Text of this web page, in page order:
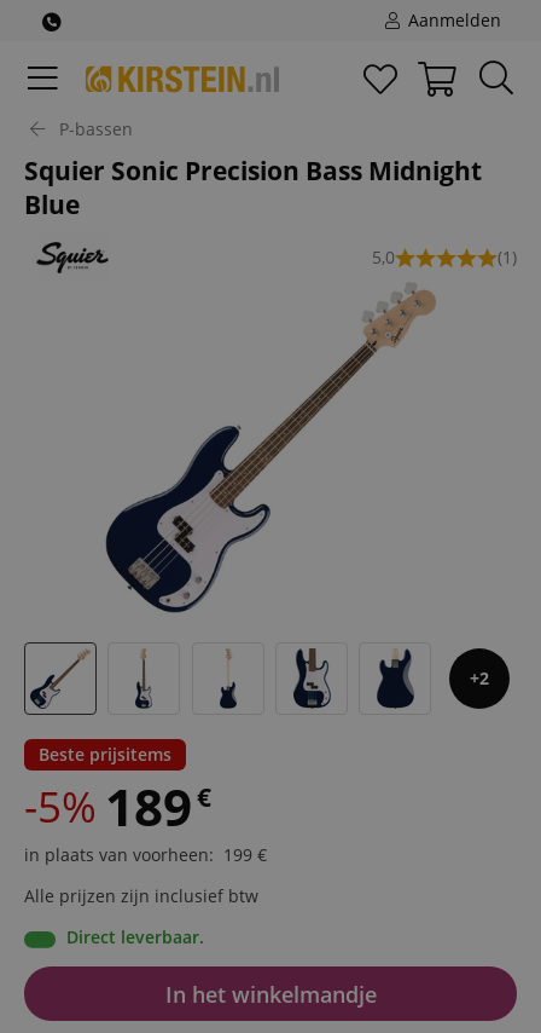
Aanmelden
P-bassen
Squier Sonic Precision Bass Midnight
Blue
5,0 (1)
2
Beste prijsitems
-5% 189€
in plaats van voorheen: 199 €
Alle prijzen zijn inclusief btw
Direct leverbaar.
In het winkelmandje